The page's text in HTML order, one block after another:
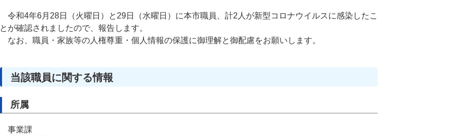
令和4年6月28日（火曜日）と29日（水曜日）に本市職員、計2人が新型コロナウイルスに感染したこ
とが確認されましたので、報告します。
なお、職員・家族等の人権尊重・個人情報の保護に御理解と御配慮をお願いします。
当該職員に関する情報
所属
事業課